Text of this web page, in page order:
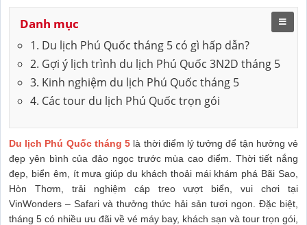
Danh mục
1. Du lịch Phú Quốc tháng 5 có gì hấp dẫn?
2. Gợi ý lịch trình du lịch Phú Quốc 3N2D tháng 5
3. Kinh nghiệm du lịch Phú Quốc tháng 5
4. Các tour du lịch Phú Quốc trọn gói
Du lịch Phú Quốc tháng 5 là thời điểm lý tưởng để tận hưởng vẻ
đẹp yên bình của đảo ngọc trước mùa cao điểm. Thời tiết nắng
đẹp, biển êm, ít mưa giúp du khách thoải mái khám phá Bãi Sao,
Hòn Thơm, trải nghiệm cáp treo vượt biển, vui chơi tại
VinWonders – Safari và thưởng thức hải sản tươi ngon. Đặc biệt,
tháng 5 có nhiều ưu đãi về vé máy bay, khách sạn và tour trọn gói,